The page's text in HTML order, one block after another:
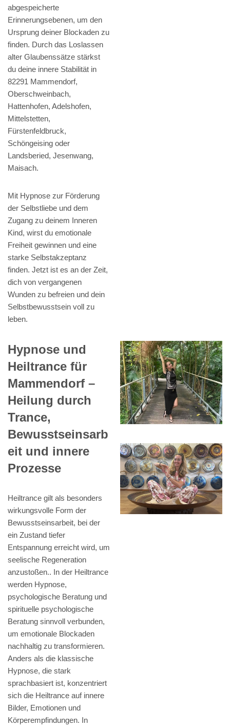
abgespeicherte
Erinnerungsebenen, um den
Ursprung deiner Blockaden zu
finden. Durch das Loslassen
alter Glaubenssätze stärkst
du deine innere Stabilität in
82291 Mammendorf,
Oberschweinbach,
Hattenhofen, Adelshofen,
Mittelstetten,
Fürstenfeldbruck,
Schöngeising oder
Landsberied, Jesenwang,
Maisach.
Mit Hypnose zur Förderung
der Selbstliebe und dem
Zugang zu deinem Inneren
Kind, wirst du emotionale
Freiheit gewinnen und eine
starke Selbstakzeptanz
finden. Jetzt ist es an der Zeit,
dich von vergangenen
Wunden zu befreien und dein
Selbstbewusstsein voll zu
leben.
Hypnose und
Heiltrance für
Mammendorf –
Heilung durch
Trance,
Bewusstseinsarb
eit und innere
Prozesse
Heiltrance gilt als besonders
wirkungsvolle Form der
Bewusstseinsarbeit, bei der
ein Zustand tiefer
Entspannung erreicht wird, um
seelische Regeneration
anzustoßen.. In der Heiltrance
werden Hypnose,
psychologische Beratung und
spirituelle psychologische
Beratung sinnvoll verbunden,
um emotionale Blockaden
nachhaltig zu transformieren.
Anders als die klassische
Hypnose, die stark
sprachbasiert ist, konzentriert
sich die Heiltrance auf innere
Bilder, Emotionen und
Körperempfindungen. In